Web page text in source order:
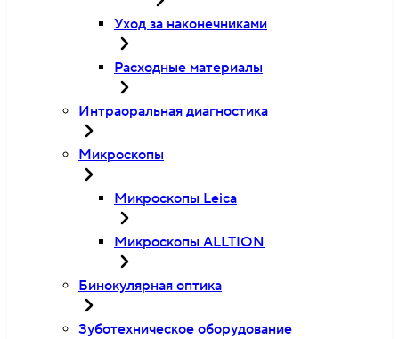
Уход за наконечниками
Расходные материалы
Интраоральная диагностика
Микроскопы
Микроскопы Leica
Микроскопы ALLTION
Бинокулярная оптика
Зуботехническое оборудование